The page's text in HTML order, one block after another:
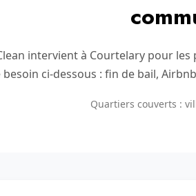
intervient à Courtelary pour
ci-dessous : fin de bail,
Quartiers couverts :